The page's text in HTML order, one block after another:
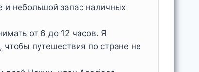
и небольшой запас наличных
от 6 до 12 часов. Я
путешествия по стране не